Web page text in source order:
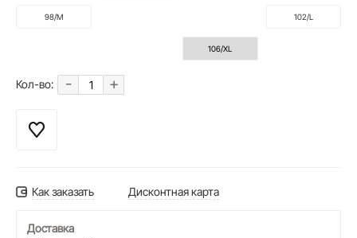
98/M 102/L
106/XL
Кол-во: - +
Как заказать Дисконтная карта
Доставка